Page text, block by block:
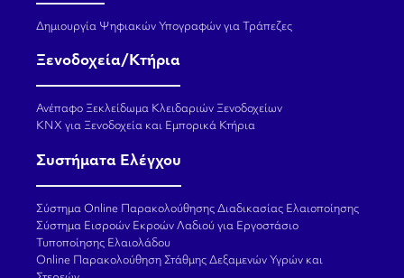
Δημιουργία Ψηφιακών Υπογραφών για Τράπεζες
Ξενοδοχεία/Κτήρια
Ανέπαφο Ξεκλείδωμα Κλειδαριών Ξενοδοχείων
KNX για Ξενοδοχεία και Εμπορικά Κτήρια
Συστήματα Ελέγχου
Σύστημα Online Παρακολούθησης Διαδικασίας Ελαιοποίησης
Σύστημα Εισροών Εκροών Λαδιού για Εργοστάσιο
Τυποποίησης Ελαιολάδου
Online Παρακολούθηση Στάθμης Δεξαμενών Υγρών και